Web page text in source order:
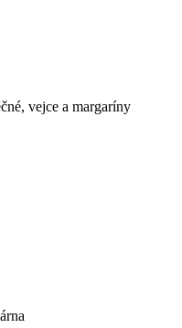
vejce a margaríny